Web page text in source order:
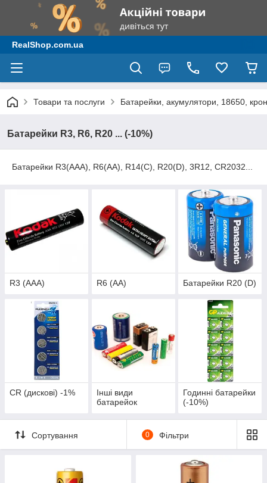
RealShop.com.ua
Товари та послуги Батарейки, акумулятори, 18650,
Батарейки R3, R6, R20 ... (-10%)
Батарейки R3(AAA), R6(AA), R14(C), R20(D), 3R12, CR2032...
R3 (AAA) R6 (AA) Батарейки R20 (D)
CR (дискові) -1%
Інші види
батарейок
Годинні батарейки
(-10%)
Сортування 0 Фільтри